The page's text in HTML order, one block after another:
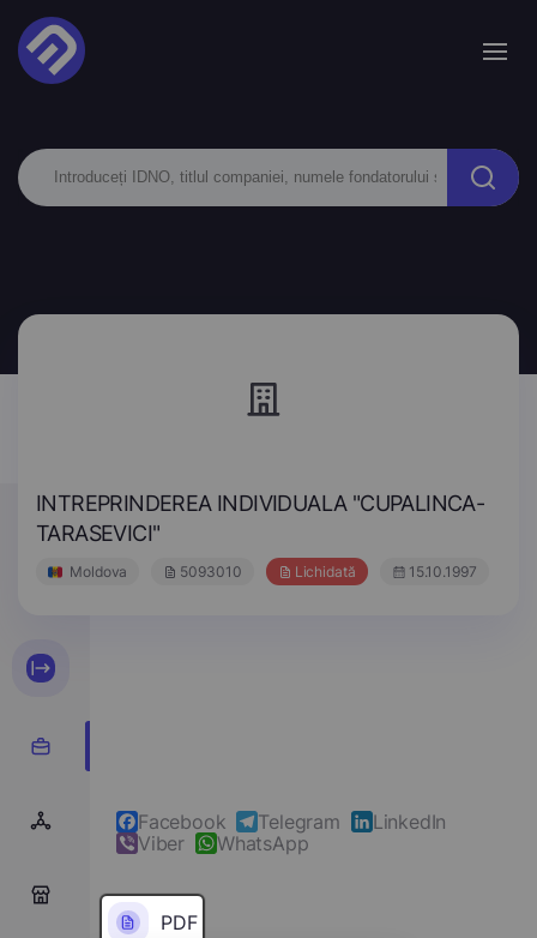
INTREPRINDEREA INDIVIDUALA "CUPALINCA-
TARASEVICI"
Moldova 5093010 Lichidată 15.10.1997
Facebook Telegram
LinkedIn
Viber
WhatsApp
PDF